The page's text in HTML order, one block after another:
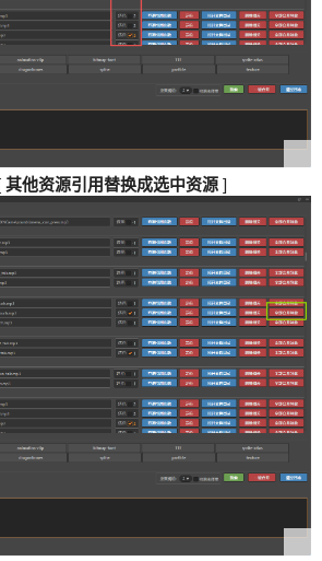
其他资源引用替换成选中资源 ]